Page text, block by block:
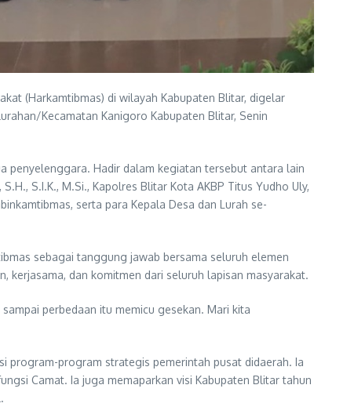
(Harkamtibmas) di wilayah Kabupaten Blitar, digelar
Kecamatan Kanigoro Kabupaten Blitar, Senin
penyelenggara. Hadir dalam kegiatan tersebut antara lain
S.I.K., M.Si., Kapolres Blitar Kota AKBP Titus Yudho Uly,
serta para Kepala Desa dan Lurah se-
sebagai tanggung jawab bersama seluruh elemen
kerjasama, dan komitmen dari seluruh lapisan masyarakat.
perbedaan itu memicu gesekan. Mari kita
program-program strategis pemerintah pusat didaerah. Ia
Camat. Ia juga memaparkan visi Kabupaten Blitar tahun